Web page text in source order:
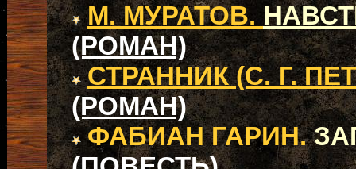
М. МУРАТОВ.
(РОМАН)
СТРАННИК (С. Г.
(РОМАН)
ФАБИАН ГАРИН.